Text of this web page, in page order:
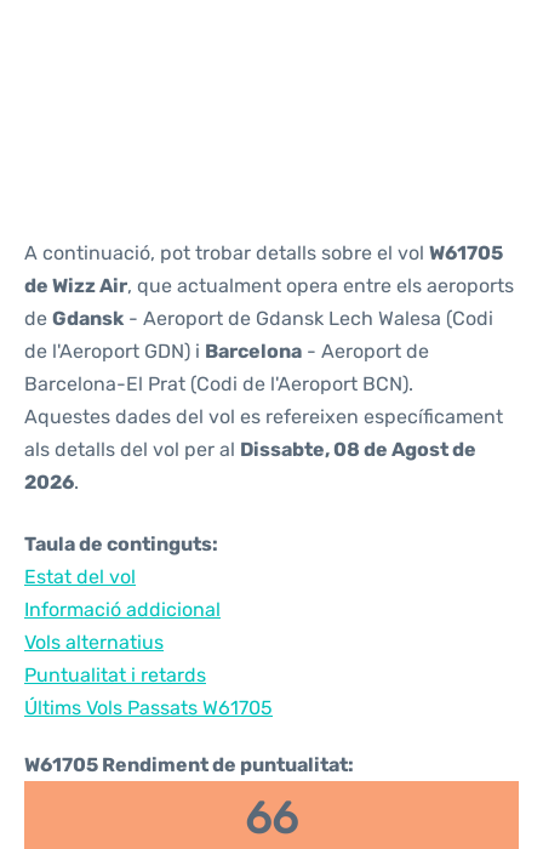
A continuació, pot trobar detalls sobre el vol W61705
de Wizz Air, que actualment opera entre els aeroports
de Gdansk - Aeroport de Gdansk Lech Walesa (Codi
de l'Aeroport GDN) i Barcelona - Aeroport de
Barcelona-El Prat (Codi de l'Aeroport BCN).
Aquestes dades del vol es refereixen específicament
als detalls del vol per al Dissabte, 08 de Agost de
2026.
Taula de continguts:
Estat del vol
Informació addicional
Vols alternatius
Puntualitat i retards
Últims Vols Passats W61705
W61705 Rendiment de puntualitat:
66